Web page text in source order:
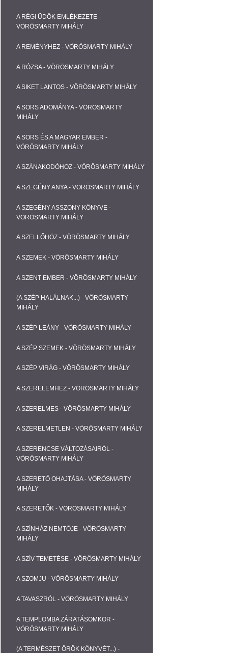
A RÉGI ÜDŐK EMLÉKEZETE -
VÖRÖSMARTY MIHÁLY
A REMÉNYHEZ - VÖRÖSMARTY MIHÁLY
A RÓZSA - VÖRÖSMARTY MIHÁLY
A SIKET LANTOS - VÖRÖSMARTY MIHÁLY
A SORS ADOMÁNYA - VÖRÖSMARTY
MIHÁLY
A SORS ÉS A MAGYAR EMBER -
VÖRÖSMARTY MIHÁLY
A SZÁNAKODÓHOZ - VÖRÖSMARTY MIHÁLY
A SZEGÉNY ANYA - VÖRÖSMARTY MIHÁLY
A SZEGÉNY ASSZONY KÖNYVE -
VÖRÖSMARTY MIHÁLY
A SZELLŐHÖZ - VÖRÖSMARTY MIHÁLY
A SZEMEK - VÖRÖSMARTY MIHÁLY
A SZENT EMBER - VÖRÖSMARTY MIHÁLY
(A SZÉP HALÁLNAK...) - VÖRÖSMARTY
MIHÁLY
A SZÉP LEÁNY - VÖRÖSMARTY MIHÁLY
A SZÉP SZEMEK - VÖRÖSMARTY MIHÁLY
A SZÉP VIRÁG - VÖRÖSMARTY MIHÁLY
A SZERELEMHEZ - VÖRÖSMARTY MIHÁLY
A SZERELMES - VÖRÖSMARTY MIHÁLY
A SZERELMETLEN - VÖRÖSMARTY MIHÁLY
A SZERENCSE VÁLTOZÁSAIRÓL -
VÖRÖSMARTY MIHÁLY
A SZERETŐ OHAJTÁSA - VÖRÖSMARTY
MIHÁLY
A SZERETŐK - VÖRÖSMARTY MIHÁLY
A SZÍNHÁZ NEMTŐJE - VÖRÖSMARTY
MIHÁLY
A SZÍV TEMETÉSE - VÖRÖSMARTY MIHÁLY
A SZOMJU - VÖRÖSMARTY MIHÁLY
A TAVASZRÓL - VÖRÖSMARTY MIHÁLY
A TEMPLOMBA ZÁRATÁSOMKOR -
VÖRÖSMARTY MIHÁLY
(A TERMÉSZET ÖRÖK KÖNYVÉT...) -